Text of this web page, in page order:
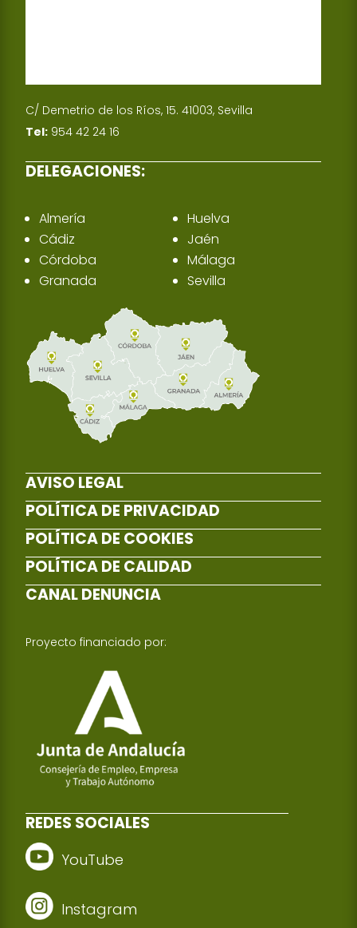
C/ Demetrio de los Ríos, 15. 41003, Sevilla
Tel: 954 42 24 16
DELEGACIONES:
Almería
Cádiz
Córdoba
Granada
Huelva
Jaén
Málaga
Sevilla
AVISO LEGAL
POLÍTICA DE PRIVACIDAD
POLÍTICA DE COOKIES
POLÍTICA DE CALIDAD
CANAL DENUNCIA
Proyecto financiado por:
REDES SOCIALES
YouTube
Instagram